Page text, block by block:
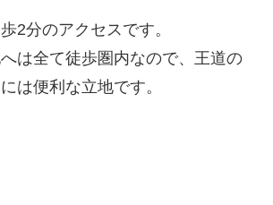
2分のアクセスです。
は全て徒歩圏内なので、王道の
は便利な立地です。